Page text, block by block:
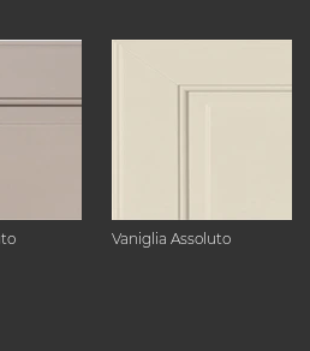
Vaniglia Assoluto